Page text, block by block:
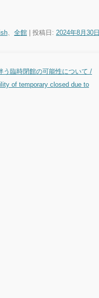
、 全館 | 投稿日: 2024年8月30日
ーション
う臨時閉館の可能性について /
of temporary closed due to